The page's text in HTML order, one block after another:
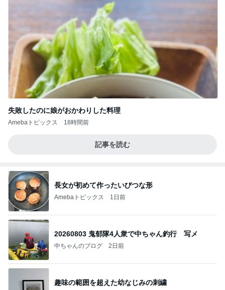
失敗したのに娘がおかわりした料理
Amebaトピックス 18時間前
記事を読む
長女が初めて作ったいびつな形
Amebaトピックス 1日前
20260803 鬼郁隊4人衆で中ちゃん釣行 写メ
中ちゃんのブログ 2日前
趣味の範囲を超えた幼なじみの刺繍